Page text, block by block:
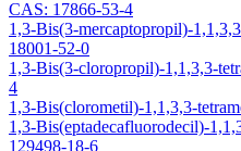
CAS: 17866-53-4
1,3-Bis(3-mercaptopropil)-
18001-52-0
1,3-Bis(3-cloropropil)-1,1,3,3-
4
1,3-Bis(clorometil)-1,1,3,3-
1,3-Bis(eptadecafluorodecil)-
129498-18-6